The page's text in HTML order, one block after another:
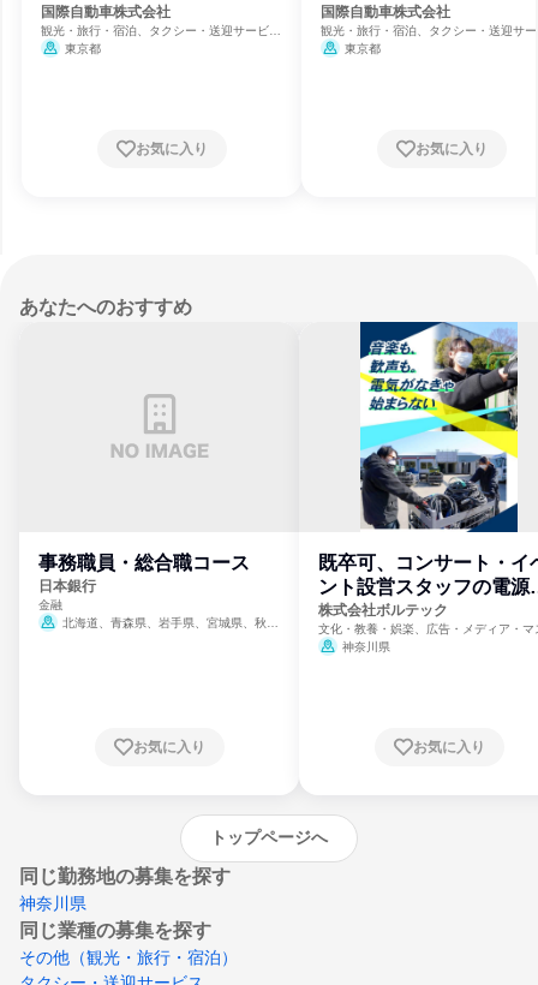
国際自動車株式会社
観光・旅行・宿泊、タクシー・送迎サービ
ス、運輸・交通・物流
東京都
お気に入り
国際自動車株式会社
観光・旅行・宿泊、タクシー・送迎サ
ス、運輸・交通・物流
東京都
お気に入り
あなたへのおすすめ
事務職員・総合職コース
日本銀行
金融
北海道、青森県、岩手県、宮城県、秋田
崎県、熊本県、大分県、宮崎県、鹿児島県、
お気に入り
既卒可、コンサート・イ
ント設営スタッフの電源
門
株式会社ボルテック
文化・教養・娯楽、広告・メディア・マ
ミ、電力・ガス・水道・エネルギー
神奈川県
お気に入り
トップページへ
同じ勤務地の募集を探す
神奈川県
同じ業種の募集を探す
その他（観光・旅行・宿泊）